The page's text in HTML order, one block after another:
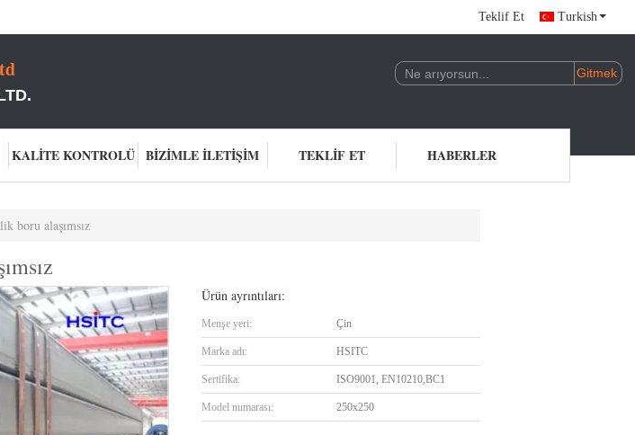
Teklif Et Turkish
KALITE KONTROLÜ BIZIMLE İLETIŞIM TEKLIF ET HABERLER
boru alaşımsız
Ürün ayrıntıları:
Menşe yeri: Çin
Marka adı: HSITC
Sertifika: ISO9001, EN10210,BC1
Model numarası: 250x250